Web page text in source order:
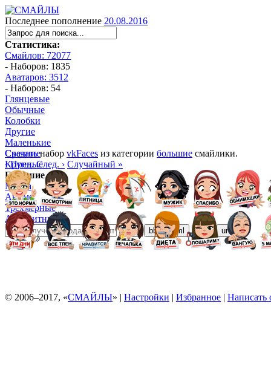
Последнее пополнение 20.08.2016
Статистика:
Смайлов: 72077
- Наборов: 1835
Аватаров: 3512
- Наборов: 54
Глянцевые
Обычные
Колобки
Другие
Маленькие
Средние
Крупные
Большие
Манга
Аниме
Трёхмерные
Алфавитные
ubb bb html ezd url
Скачатьнабор vkFaces из категории большие смайлики.
‹ Пред. След. › Случайный »
© 2006–2017, «СМАЙЛЫ» | Настройки | Избранное | Написать